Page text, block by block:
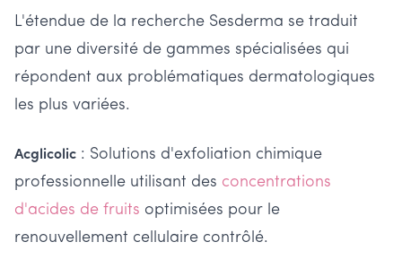
L'étendue de la recherche Sesderma se traduit
par une diversité de gammes spécialisées qui
répondent aux problématiques dermatologiques
les plus variées.
Acglicolic : Solutions d'exfoliation chimique
professionnelle utilisant des concentrations
d'acides de fruits optimisées pour le
renouvellement cellulaire contrôlé.